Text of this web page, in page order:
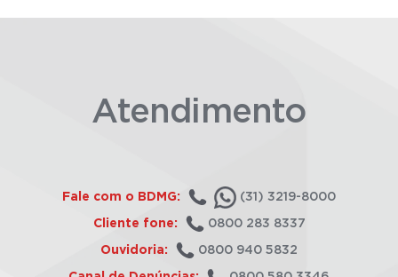
Atendimento
Fale com o BDMG: (31) 3219-8000
Cliente fone: 0800 283 8337
Ouvidoria: 0800 940 5832